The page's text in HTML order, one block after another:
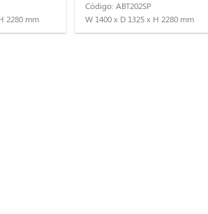
2280 mm
Código: ABT202SP
W 1400 x D 1325 x H 2280 mm